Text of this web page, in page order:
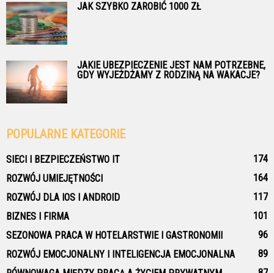
JAK SZYBKO ZAROBIĆ 1000 ZŁ
JAKIE UBEZPIECZENIE JEST NAM POTRZEBNE,
GDY WYJEŻDŻAMY Z RODZINĄ NA WAKACJE?
POPULARNE KATEGORIE
SIECI I BEZPIECZEŃSTWO IT
174
ROZWÓJ UMIEJĘTNOŚCI
164
ROZWÓJ DLA IOS I ANDROID
117
BIZNES I FIRMA
101
SEZONOWA PRACA W HOTELARSTWIE I GASTRONOMII
96
ROZWÓJ EMOCJONALNY I INTELIGENCJA EMOCJONALNA
89